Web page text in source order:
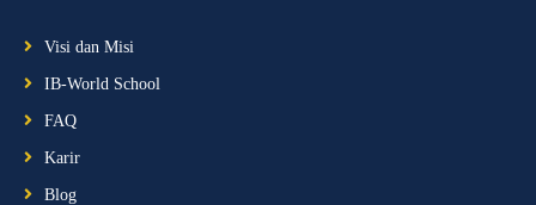
Visi dan Misi
IB-World School
FAQ
Karir
Blog